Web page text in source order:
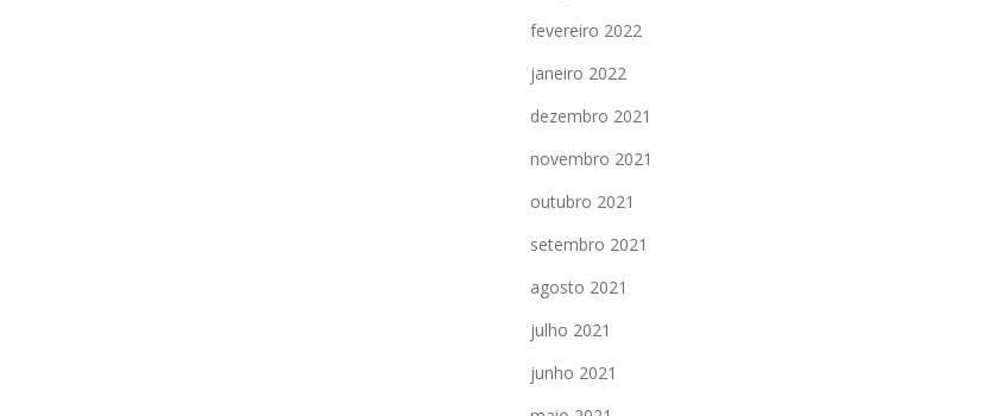
fevereiro 2022
janeiro 2022
dezembro 2021
novembro 2021
outubro 2021
setembro 2021
agosto 2021
julho 2021
junho 2021